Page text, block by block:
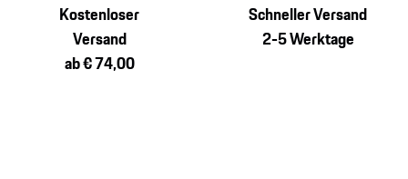
Kostenloser
Versand
ab € 74,00
Schneller Versand
2-5 Werktage